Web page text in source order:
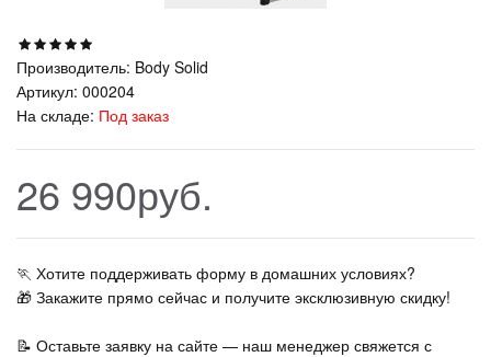
Производитель: Body Solid
Артикул: 000204
На складе: Под заказ
26 990руб.
🏃‍ Хотите поддерживать форму в домашних условиях?
🎁 Закажите прямо сейчас и получите эксклюзивную скидку!
📝 Оставьте заявку на сайте — наш менеджер свяжется с